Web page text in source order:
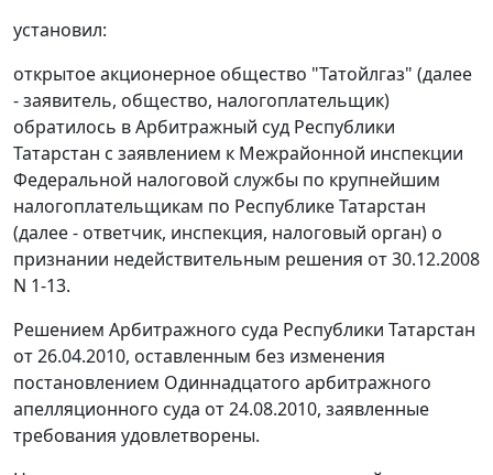
установил:
открытое акционерное общество "Татойлгаз" (далее
- заявитель, общество, налогоплательщик)
обратилось в Арбитражный суд Республики
Татарстан с заявлением к Межрайонной инспекции
Федеральной налоговой службы по крупнейшим
налогоплательщикам по Республике Татарстан
(далее - ответчик, инспекция, налоговый орган) о
признании недействительным решения от 30.12.2008
N 1-13.
Решением Арбитражного суда Республики Татарстан
от 26.04.2010, оставленным без изменения
постановлением Одиннадцатого арбитражного
апелляционного суда от 24.08.2010, заявленные
требования удовлетворены.